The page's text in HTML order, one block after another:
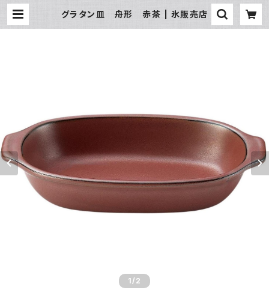
グラタン皿 舟形 赤茶 | 氷販売店
1 /2